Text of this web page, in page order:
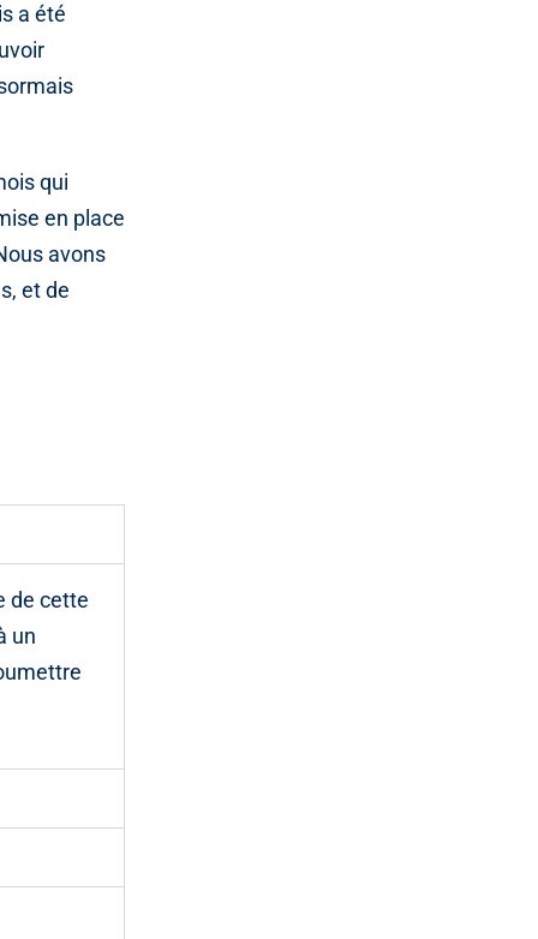
a été
qui
en place
avons
et de
de cette
un